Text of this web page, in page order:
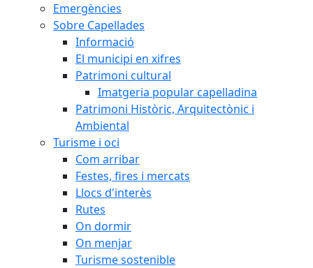
Emergències
Sobre Capellades
Informació
El municipi en xifres
Patrimoni cultural
Imatgeria popular capelladina
Patrimoni Històric, Arquitectònic i
Ambiental
Turisme i oci
Com arribar
Festes, fires i mercats
Llocs d'interès
Rutes
On dormir
On menjar
Turisme sostenible